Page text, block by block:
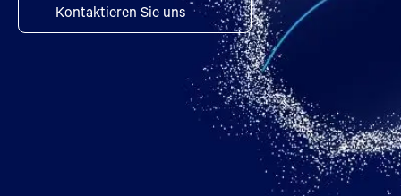
Kontaktieren Sie uns